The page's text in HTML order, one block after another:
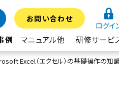
例 マニュアル他 研修サービ
お問い合わせ
ログイ
Excel（エクセル）の基礎操作の知